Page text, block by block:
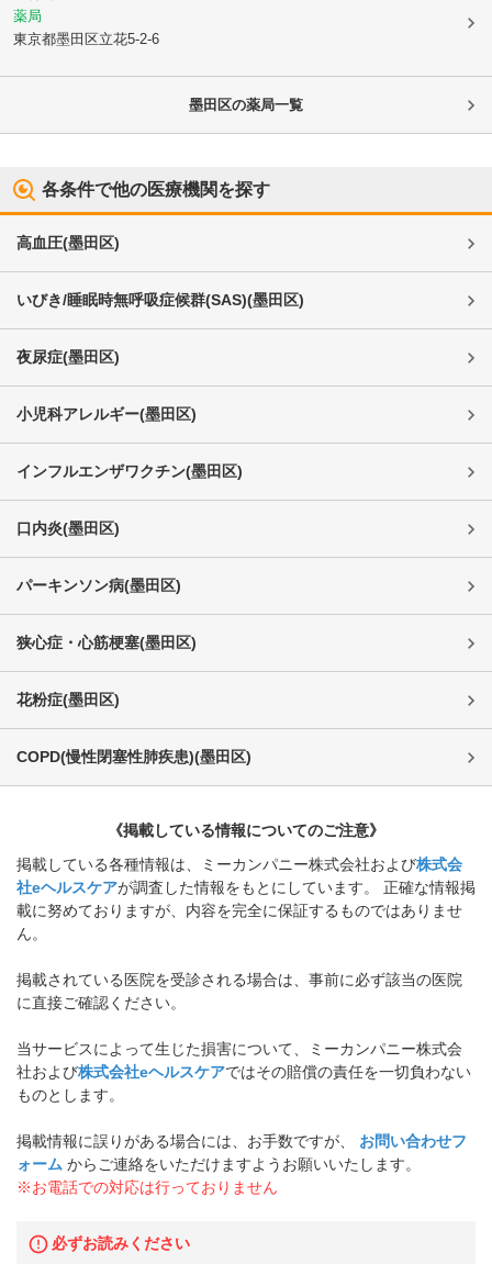
薬局
東京都墨田区立花5-2-6
墨田区の薬局一覧
各条件で他の医療機関を探す
高血圧(墨田区)
いびき/睡眠時無呼吸症候群(SAS)(墨田区)
夜尿症(墨田区)
小児科アレルギー(墨田区)
インフルエンザワクチン(墨田区)
口内炎(墨田区)
パーキンソン病(墨田区)
狭心症・心筋梗塞(墨田区)
花粉症(墨田区)
COPD(慢性閉塞性肺疾患)(墨田区)
《掲載している情報についてのご注意》
掲載している各種情報は、ミーカンパニー株式会社および株式会
社eヘルスケアが調査した情報をもとにしています。 正確な情報掲
載に努めておりますが、内容を完全に保証するものではありませ
ん。
掲載されている医院を受診される場合は、事前に必ず該当の医院
に直接ご確認ください。
当サービスによって生じた損害について、ミーカンパニー株式会
社および株式会社eヘルスケアではその賠償の責任を一切負わない
ものとします。
掲載情報に誤りがある場合には、お手数ですが、
お問い合わせフ
ォーム からご連絡をいただけますようお願いいたします。
※お電話での対応は行っておりません
必ずお読みください